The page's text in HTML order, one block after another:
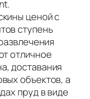
ценой с
ступень
отличное
доставания
объектов, а
пруд в виде